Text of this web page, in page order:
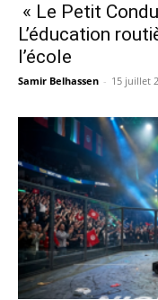
« Le Petit
L’éducation
l’école
Samir Belhassen - 15 juillet